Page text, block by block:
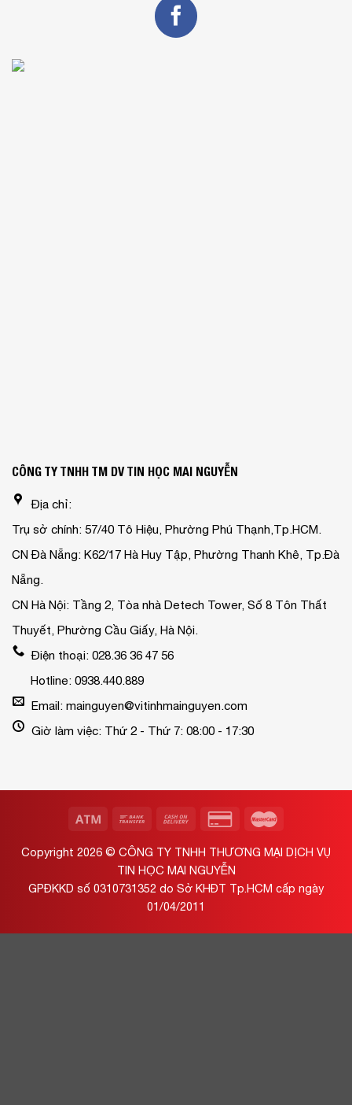
CÔNG TY TNHH TM DV TIN HỌC MAI NGUYỄN
Địa chỉ:
Trụ sở chính: 57/40 Tô Hiệu, Phường Phú Thạnh,Tp.HCM.
CN Đà Nẵng: K62/17 Hà Huy Tập, Phường Thanh Khê, Tp.Đà
Nẵng.
CN Hà Nội: Tầng 2, Tòa nhà Detech Tower, Số 8 Tôn Thất
Thuyết, Phường Cầu Giấy, Hà Nội.
Điện thoại: 028.36 36 47 56
Hotline: 0938.440.889
Email: mainguyen@vitinhmainguyen.com
Giờ làm việc: Thứ 2 - Thứ 7: 08:00 - 17:30
Copyright 2026 © CÔNG TY TNHH THƯƠNG MẠI DỊCH VỤ
TIN HỌC MAI NGUYỄN
GPĐKKD số 0310731352 do Sở KHĐT Tp.HCM cấp ngày
01/04/2011